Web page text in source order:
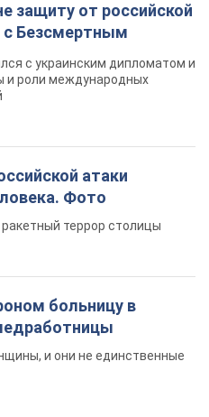
защиту от российской
с Безсмертным
с украинским дипломатом и
и роли международных
атаки
Фото
террор столицы
больницу в
и они не единственные